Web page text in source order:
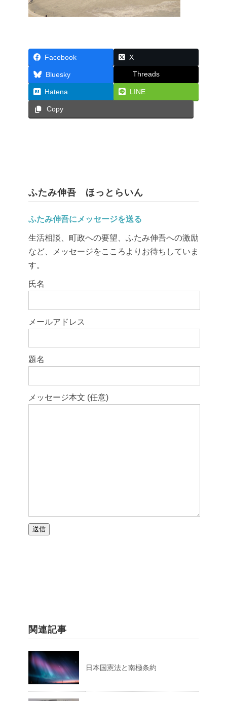
Facebook X
Bluesky Threads
Hatena LINE
Copy
ふたみ伸吾 ほっとらいん
ふたみ伸吾にメッセージを送る
生活相談、町政への要望、ふたみ伸吾への激励
など、メッセージをこころよりお待ちしていま
す。
このフィールドは空のままにしてください。
氏名
メールアドレス
題名
メッセージ本文 (任意)
関連記事
日本国憲法と南極条約